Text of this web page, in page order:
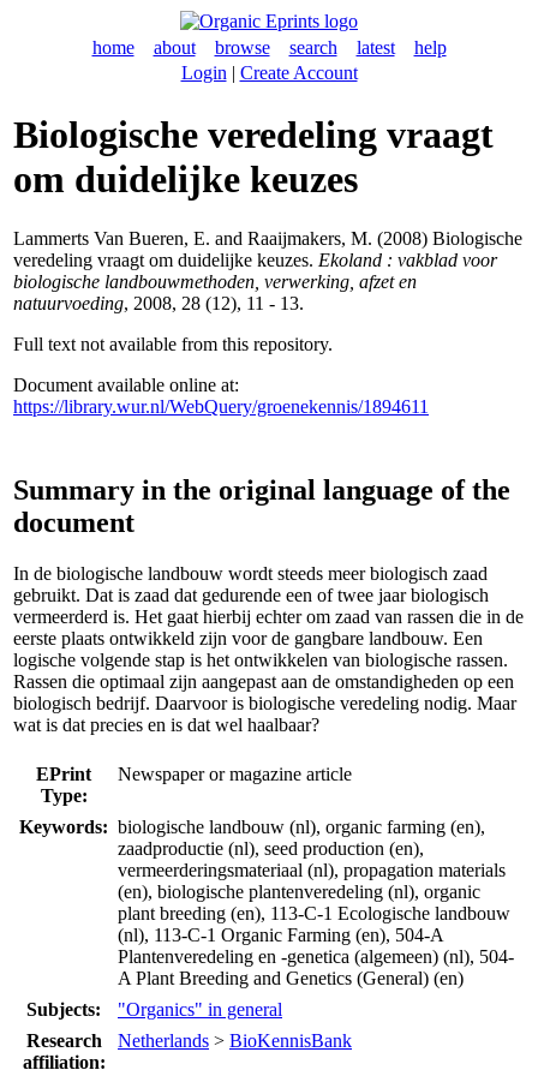
home about browse search latest
help
Login | Create Account
Biologische veredeling vraagt
om duidelijke keuzes
Lammerts Van Bueren, E. and Raaijmakers, M. (2008) Biologische
veredeling vraagt om duidelijke keuzes. Ekoland : vakblad voor
biologische landbouwmethoden, verwerking, afzet en
natuurvoeding, 2008, 28 (12), 11 - 13.
Full text not available from this repository.
Document available online at:
https://library.wur.nl/WebQuery/groenekennis/1894611
Summary in the original language of the
document
In de biologische landbouw wordt steeds meer biologisch zaad
gebruikt. Dat is zaad dat gedurende een of twee jaar biologisch
vermeerderd is. Het gaat hierbij echter om zaad van rassen die in de
eerste plaats ontwikkeld zijn voor de gangbare landbouw. Een
logische volgende stap is het ontwikkelen van biologische rassen.
Rassen die optimaal zijn aangepast aan de omstandigheden op een
biologisch bedrijf. Daarvoor is biologische veredeling nodig. Maar
wat is dat precies en is dat wel haalbaar?
EPrint
Type:
Newspaper or magazine article
Keywords: biologische landbouw (nl), organic farming (en),
zaadproductie (nl), seed production (en),
vermeerderingsmateriaal (nl), propagation materials
(en), biologische plantenveredeling (nl), organic
plant breeding (en), 113-C-1 Ecologische landbouw
(nl), 113-C-1 Organic Farming (en), 504-A
Plantenveredeling en -genetica (algemeen) (nl), 504-
A Plant Breeding and Genetics (General) (en)
Subjects:
"Organics" in general
Research
affiliation:
Netherlands > BioKennisBank